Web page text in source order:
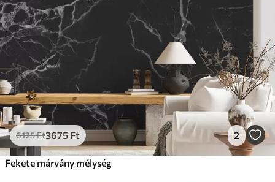
6125Ft3675 Ft 2
Fekete márvány mélység